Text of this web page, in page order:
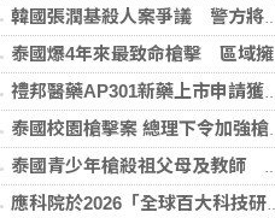
韓國張潤基殺人案爭議 警方將導入親屬迴避制
泰國爆4年來最致命槍擊 區域擁槍率最高國家頻傳槍響
禮邦醫藥AP301新藥上市申請獲國家藥監局受理
泰國校園槍擊案 總理下令加強槍枝管制
泰國青少年槍殺祖父母及教師 總理：嫌犯承受學業壓力
應科院於2026「全球百大科技研發獎」中創亞洲最佳成績 三項技術榮膺全球百大創新獎項